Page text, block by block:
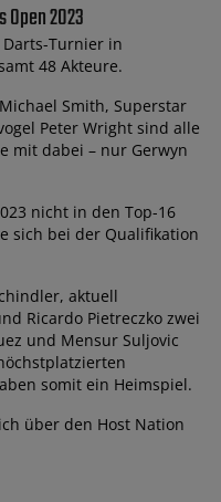
2023
Turnier in
48 Akteure.
Smith, Superstar
Peter Wright sind alle
mit dabei – nur Gerwyn
nicht in den Top-16
sich bei der Qualifikation
aktuell
Ricardo Pietreczko zwei
und Mensur Suljovic
somit ein Heimspiel.
über den Host Nation